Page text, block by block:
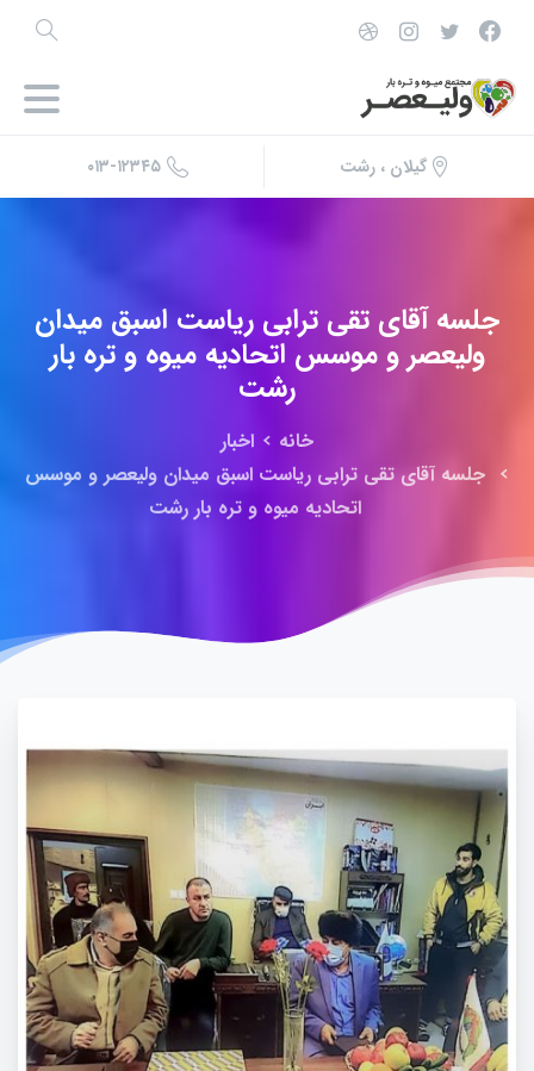
گیلان ، رشت ۰۱۳-۱۲۳۴۵
جلسه آقای تقی ترابی ریاست اسبق میدان
ولیعصر و موسس اتحادیه میوه و تره بار
رشت
خانه
اخبار
جلسه آقای تقی ترابی ریاست اسبق میدان ولیعصر و موسس
اتحادیه میوه و تره بار رشت